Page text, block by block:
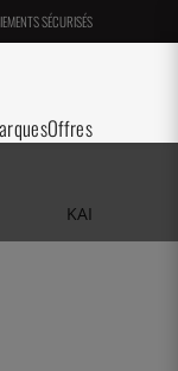
SÉCURISÉS
Offres
KAI